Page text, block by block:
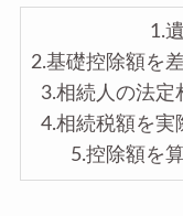
1.
2.基礎控除額を
3.相続人の法定
4.相続税額を実
5.控除額を